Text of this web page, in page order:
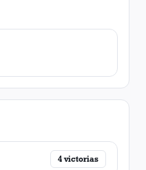
4 victorias